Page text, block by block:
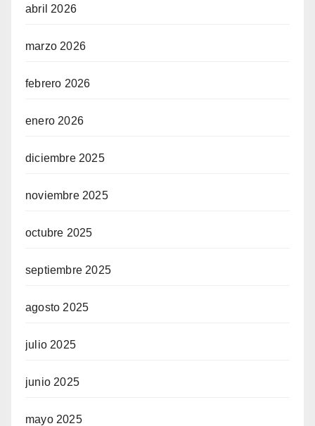
abril 2026
marzo 2026
febrero 2026
enero 2026
diciembre 2025
noviembre 2025
octubre 2025
septiembre 2025
agosto 2025
julio 2025
junio 2025
mayo 2025